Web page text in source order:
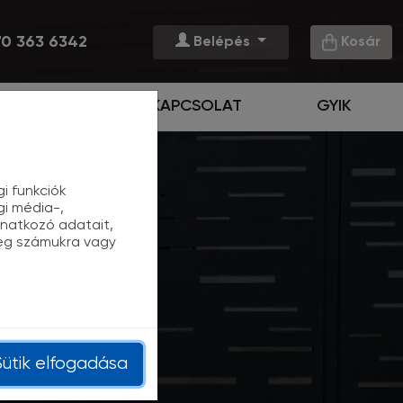
363 6342 Belépés Kosár
KAPCSOLAT GYIK
funkciók
média-,
adatait,
számukra vagy
elfogadása